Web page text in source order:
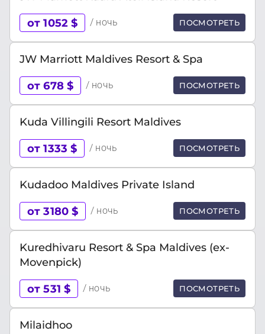
от 1052 $ / ночь ПОСМОТРЕТЬ
JW Marriott Maldives Resort & Spa
от 678 $ / ночь ПОСМОТРЕТЬ
Kuda Villingili Resort Maldives
от 1333 $ / ночь ПОСМОТРЕТЬ
Kudadoo Maldives Private Island
от 3180 $ / ночь ПОСМОТРЕТЬ
Kuredhivaru Resort & Spa Maldives (ex-
Movenpick)
от 531 $ / ночь ПОСМОТРЕТЬ
Milaidhoo